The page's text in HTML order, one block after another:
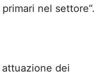
nel settore”.
dei